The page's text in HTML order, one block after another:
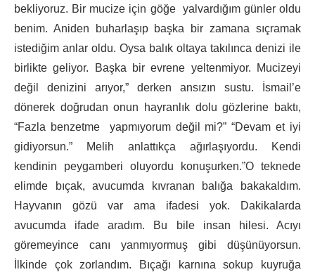
bekliyoruz. Bir mucize için göğe yalvardığım günler oldu
benim. Aniden buharlaşıp başka bir zamana sıçramak
istediğim anlar oldu. Oysa balık oltaya takılınca denizi ile
birlikte geliyor. Başka bir evrene yeltenmiyor. Mucizeyi
değil denizini arıyor,” derken ansızın sustu. İsmail’e
dönerek doğrudan onun hayranlık dolu gözlerine baktı,
“Fazla benzetme yapmıyorum değil mi?” “Devam et iyi
gidiyorsun.” Melih anlattıkça ağırlaşıyordu. Kendi
kendinin peygamberi oluyordu konuşurken.”O teknede
elimde bıçak, avucumda kıvranan balığa bakakaldım.
Hayvanın gözü var ama ifadesi yok. Dakikalarda
avucumda ifade aradım. Bu bile insan hilesi. Acıyı
göremeyince canı yanmıyormuş gibi düşünüyorsun.
İlkinde çok zorlandım. Bıçağı karnına sokup kuyruğa